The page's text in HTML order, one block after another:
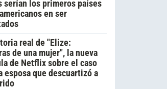
serían los primeros países
en ser
real de "Elize:
de una mujer", la nueva
de Netflix sobre el caso
esposa que descuartizó a